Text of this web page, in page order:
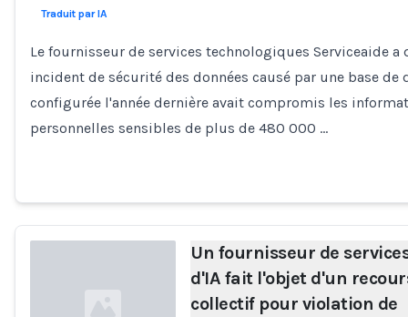
Traduit par IA
Le fournisseur de services technologiques Serviceaide a
incident de sécurité des données causé par une base de
configurée l'année dernière avait compromis les
personnelles sensibles de plus de 480 000 …
Un fournisseur de
d'IA fait l'objet d'un
collectif pour violation de